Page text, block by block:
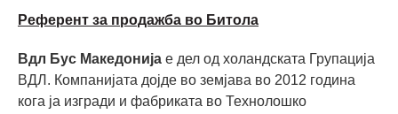
Референт за продажба во Битола
Вдл Бус Македонија е дел од холандската Групација
ВДЛ. Компанијата дојде во земјава во 2012 година
кога ја изгради и фабриката во Технолошко